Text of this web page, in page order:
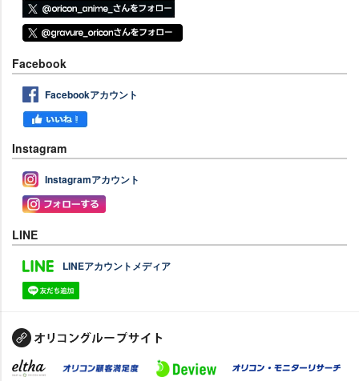
Facebook
Facebookアカウント
Instagram
Instagramアカウント
LINE
LINEアカウントメディア